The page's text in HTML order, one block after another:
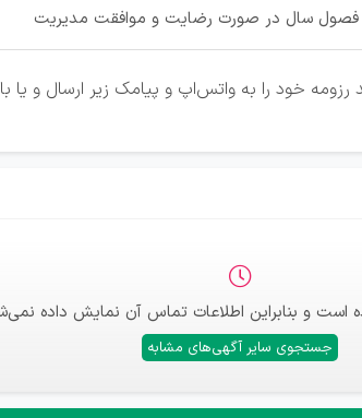
فصول سال در صورت رضایت و موافقت مدیریت
خود را به واتس‌اپ و پیامک زیر ارسال و یا
و بنابراین اطلاعات تماس آن نمایش داده
جستجوی سایر آگهی‌های مشابه